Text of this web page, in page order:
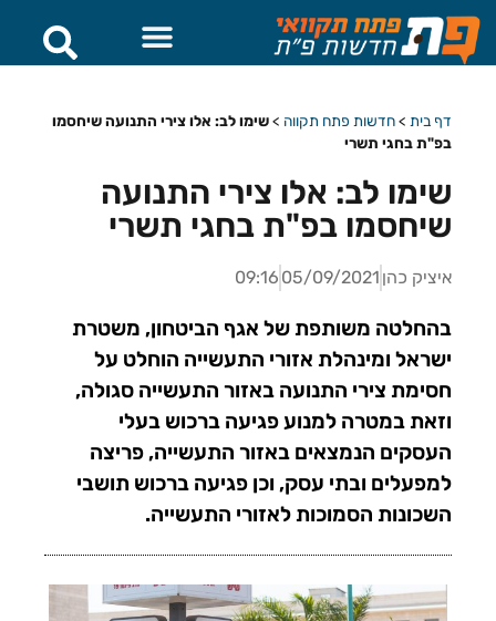
דף בית >חדשות פתח תקווה >שימו לב: אלו צירי התנועה שיחסמו
בפ"ת בחגי תשרי
שימו לב: אלו צירי התנועה
שיחסמו בפ"ת בחגי תשרי
איציק כהן 05/09/2021
09:16
בהחלטה משותפת של אגף הביטחון, משטרת
ישראל ומינהלת אזורי התעשייה הוחלט על
חסימת צירי התנועה באזור התעשייה סגולה,
וזאת במטרה למנוע פגיעה ברכוש בעלי
העסקים הנמצאים באזור התעשייה, פריצה
למפעלים ובתי עסק, וכן פגיעה ברכוש תושבי
השכונות הסמוכות לאזורי התעשייה.